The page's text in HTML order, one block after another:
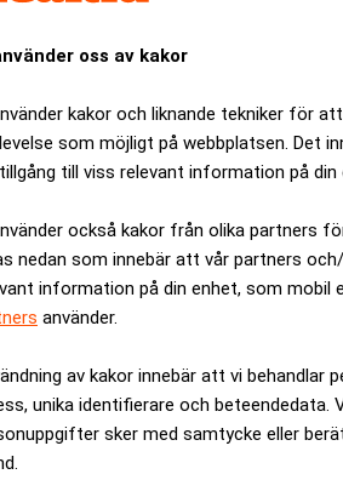
oss av kakor
kakor och liknande tekniker för
som möjligt på webbplatsen. Det
till viss relevant information på din
också kakor från olika partners
nedan som innebär att vår partners
information på din enhet, som mobil
använder.
av kakor innebär att vi behandlar
unika identifierare och beteendedata.
sker med samtycke eller
februari.